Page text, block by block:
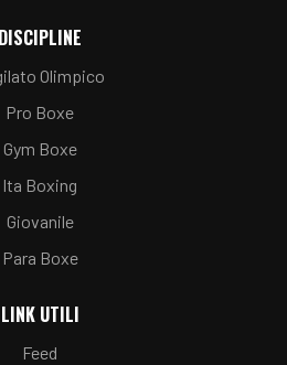
DISCIPLINE
Olimpico
Pro Boxe
Gym Boxe
Ita Boxing
Giovanile
Para Boxe
LINK UTILI
Feed